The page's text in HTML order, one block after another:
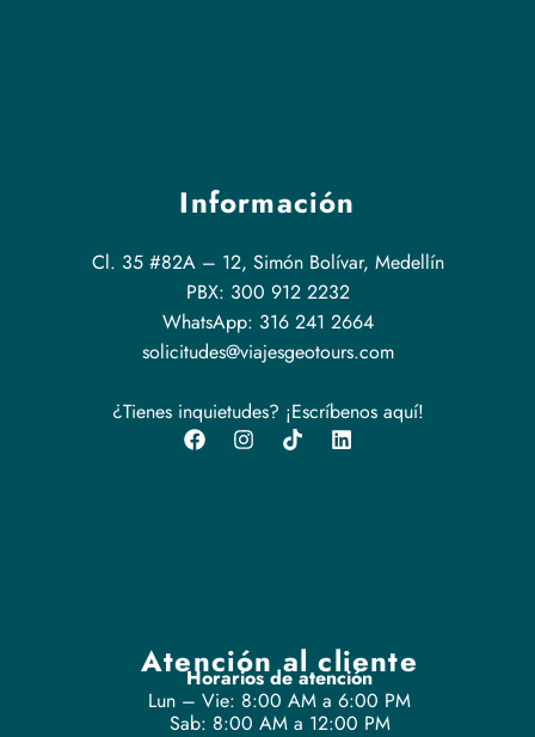
Información
Cl. 35 #82A – 12, Simón Bolívar, Medellín
PBX: 300 912 2232
WhatsApp: 316 241 2664
solicitudes@viajesgeotours.com
¿Tienes inquietudes? ¡Escríbenos aquí!
Atención al cliente
Horarios de atención
Lun – Vie: 8:00 AM a 6:00 PM
Sab: 8:00 AM a 12:00 PM